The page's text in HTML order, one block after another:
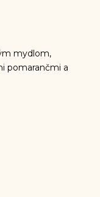
mydlom,
pomarančmi a